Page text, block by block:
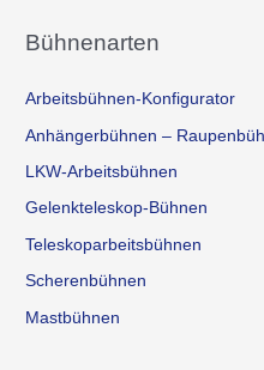
Bühnenarten
Arbeitsbühnen-Konfigurator
Anhängerbühnen –
LKW-Arbeitsbühnen
Gelenkteleskop-Bühnen
Teleskoparbeitsbühnen
Scherenbühnen
Mastbühnen